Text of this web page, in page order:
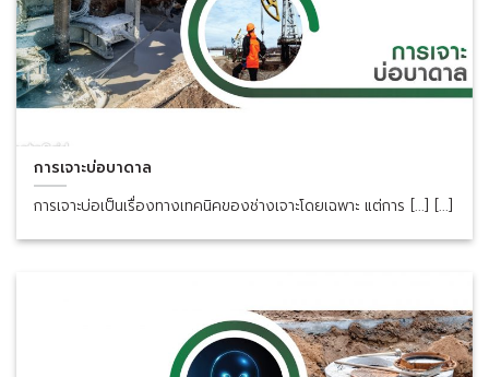
การเจาะบ่อบาดาล
การเจาะบ่อเป็นเรื่องทางเทคนิคของช่างเจาะโดยเฉพาะ แต่การ [...] [...]